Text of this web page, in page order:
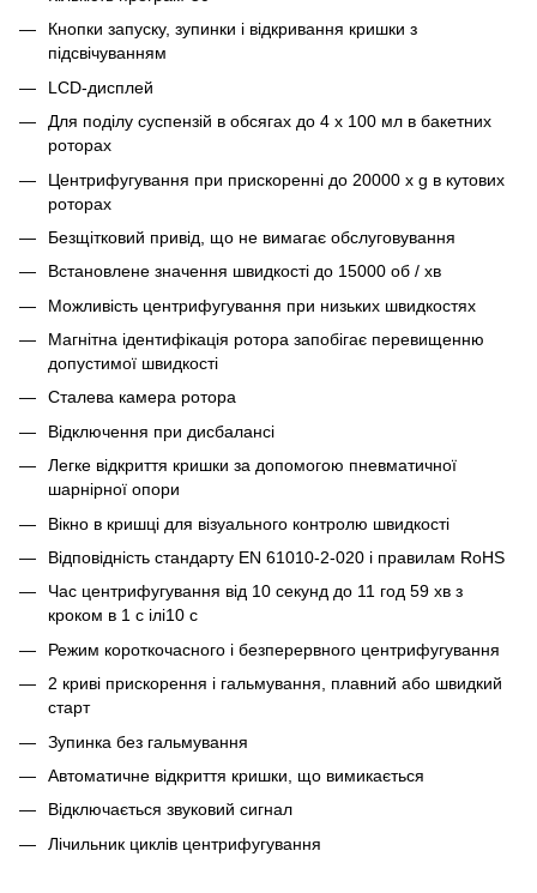
Кнопки запуску, зупинки і відкривання кришки з
підсвічуванням
LCD-дисплей
Для поділу суспензій в обсягах до 4 х 100 мл в бакетних
роторах
Центрифугування при прискоренні до 20000 x g в кутових
роторах
Безщітковий привід, що не вимагає обслуговування
Встановлене значення швидкості до 15000 об / хв
Можливість центрифугування при низьких швидкостях
Магнітна ідентифікація ротора запобігає перевищенню
допустимої швидкості
Сталева камера ротора
Відключення при дисбалансі
Легке відкриття кришки за допомогою пневматичної
шарнірної опори
Вікно в кришці для візуального контролю швидкості
Відповідність стандарту EN 61010-2-020 і правилам RoHS
Час центрифугування від 10 секунд до 11 год 59 хв з
кроком в 1 с ілі10 с
Режим короткочасного і безперервного центрифугування
2 криві прискорення і гальмування, плавний або швидкий
старт
Зупинка без гальмування
Автоматичне відкриття кришки, що вимикається
Відключається звуковий сигнал
Лічильник циклів центрифугування